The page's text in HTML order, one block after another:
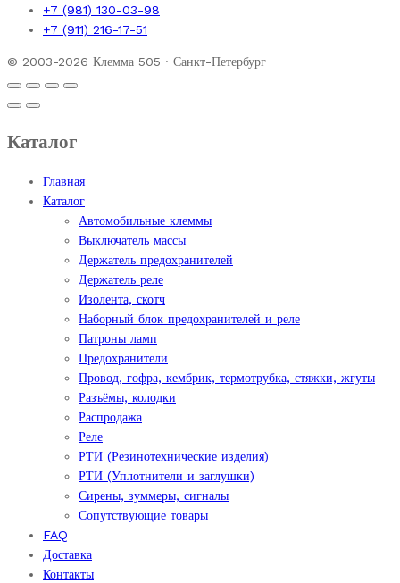
+7 (981) 130-03-98
+7 (911) 216-17-51
© 2003-2026 Клемма 505 · Санкт-Петербург
Каталог
Главная
Каталог
Автомобильные клеммы
Выключатель массы
Держатель предохранителей
Держатель реле
Изолента, скотч
Наборный блок предохранителей и реле
Патроны ламп
Предохранители
Провод, гофра, кембрик, термотрубка, стяжки, жгуты
Разъёмы, колодки
Распродажа
Реле
РТИ (Резинотехнические изделия)
РТИ (Уплотнители и заглушки)
Сирены, зуммеры, сигналы
Сопутствующие товары
FAQ
Доставка
Контакты